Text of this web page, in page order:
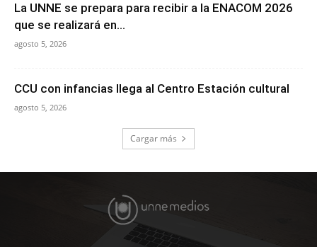
La UNNE se prepara para recibir a la ENACOM 2026
que se realizará en...
agosto 5, 2026
CCU con infancias llega al Centro Estación cultural
agosto 5, 2026
Cargar más